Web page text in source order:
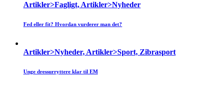
Artikler>Fagligt, Artikler>Nyheder
Fed eller fit? Hvordan vurderer man det?
Artikler>Nyheder, Artikler>Sport, Zibrasport
Unge dressurryttere klar til EM